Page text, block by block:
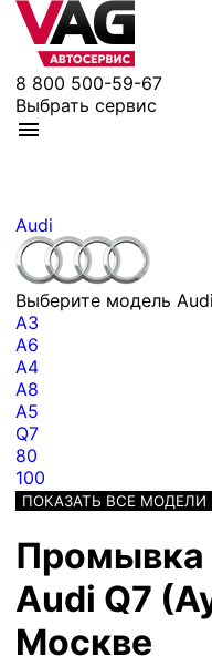
8 800 500-59-67
Выбрать сервис
Audi
Выберите модель
A3
A6
A4
A8
A5
Q7
80
100
ПОКАЗАТЬ ВСЕ МОДЕЛИ
Промывка
Audi Q7
Москве